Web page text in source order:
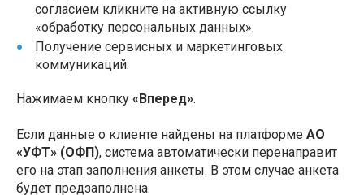
согласием кликните на активную ссылку
«обработку персональных данных».
Получение сервисных и маркетинговых
коммуникаций.
Нажимаем кнопку «Вперед».
Если данные о клиенте найдены на платформе АО
«УФТ» (ОФП), система автоматически перенаправит
его на этап заполнения анкеты. В этом случае анкета
будет предзаполнена.